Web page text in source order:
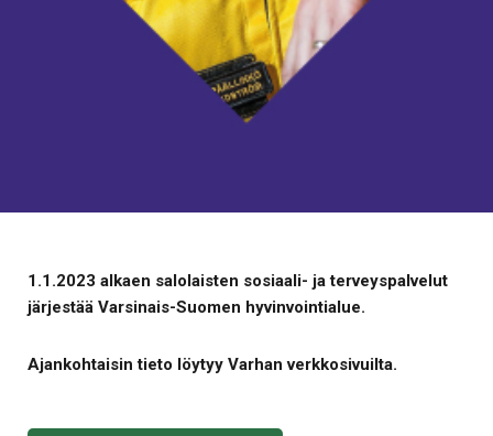
1.1.2023 alkaen salolaisten sosiaali- ja terveyspalvelut
järjestää Varsinais-Suomen hyvinvointialue.
Ajankohtaisin tieto löytyy Varhan verkkosivuilta.